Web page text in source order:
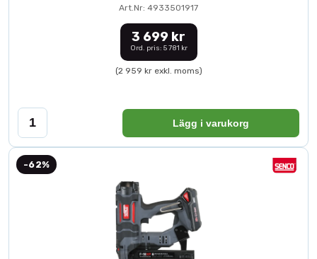
Art.Nr: 4933501917
3 699 kr
Ord. pris: 5 781 kr
(2 959 kr exkl. moms)
Lägg i varukorg
-62%